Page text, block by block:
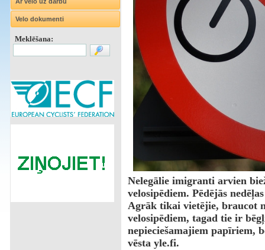
Velo dokumenti
Meklēšana:
Nelegālie imigranti arvien
velosipēdiem. Pēdējās
Agrāk tikai vietējie, braucot
velosipēdiem, tagad tie ir
nepieciešamajiem papīriem,
vēsta yle.fi.